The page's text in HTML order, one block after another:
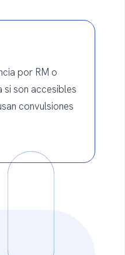
por RM o
si son accesibles
convulsiones